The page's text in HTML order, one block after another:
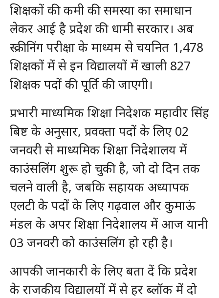
शिक्षकों की कमी की समस्या का समाधान
लेकर आई है प्रदेश की धामी सरकार। अब
स्क्रीनिंग परीक्षा के माध्यम से चयनित 1,478
शिक्षकों में से इन विद्यालयों में खाली 827
शिक्षक पदों की पूर्ति की जाएगी।
प्रभारी माध्यमिक शिक्षा निदेशक महावीर सिंह
बिष्ट के अनुसार, प्रवक्ता पदों के लिए 02
जनवरी से माध्यमिक शिक्षा निदेशालय में
काउंसलिंग शुरू हो चुकी है, जो दो दिन तक
चलने वाली है, जबकि सहायक अध्यापक
एलटी के पदों के लिए गढ़वाल और कुमाऊं
मंडल के अपर शिक्षा निदेशालय में आज यानी
03 जनवरी को काउंसलिंग हो रही है।
आपकी जानकारी के लिए बता दें कि प्रदेश
के राजकीय विद्यालयों में से हर ब्लॉक में दो